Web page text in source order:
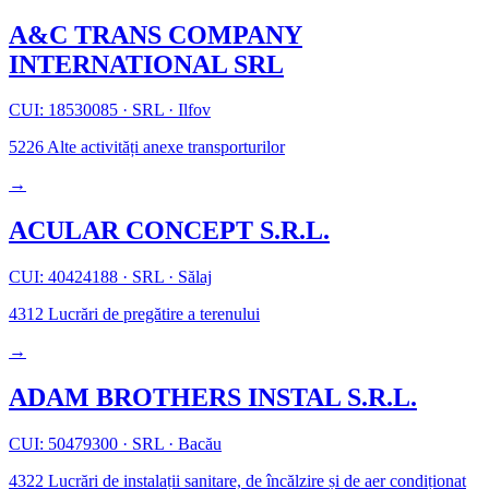
A&C TRANS COMPANY
INTERNATIONAL SRL
CUI: 18530085 · SRL · Ilfov
5226Alte activități anexe transporturilor
→
ACULAR CONCEPT S.R.L.
CUI: 40424188 · SRL · Sălaj
4312 Lucrări de pregătire a terenului
→
ADAM BROTHERS INSTAL S.R.L.
CUI: 50479300 · SRL · Bacău
4322 Lucrări de instalații sanitare, de încălzire și de aer condiționat